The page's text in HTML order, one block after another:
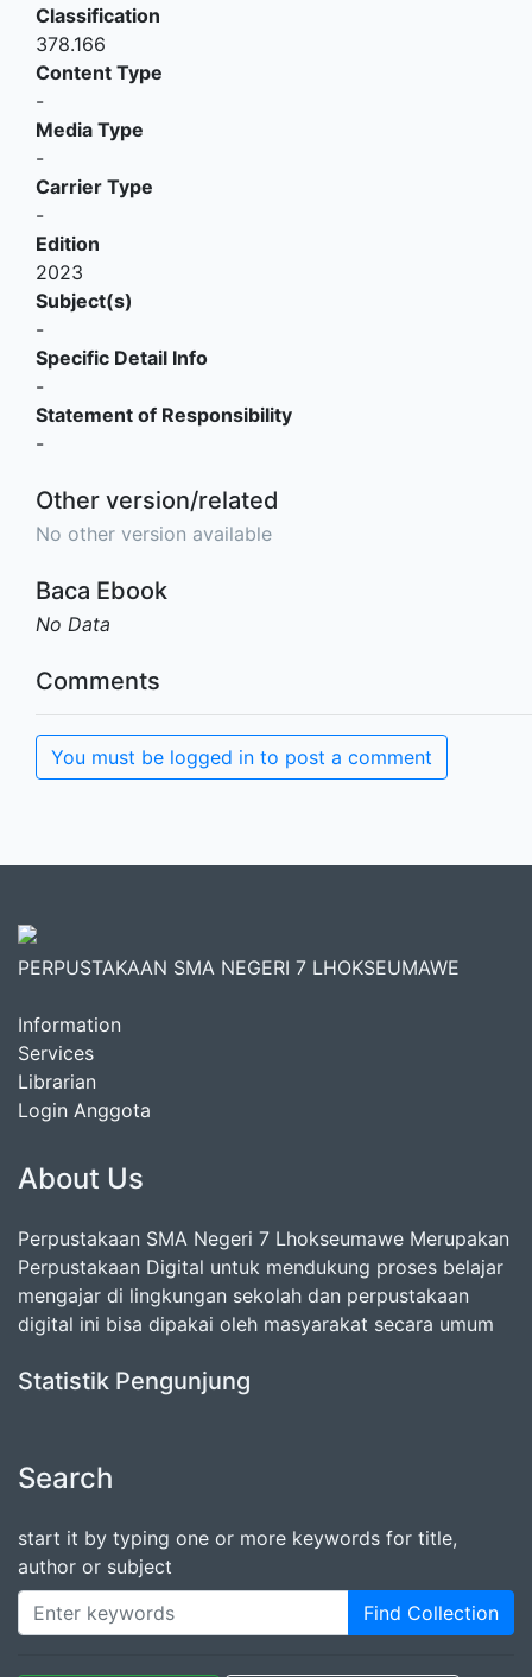
Classification
378.166
Content Type
-
Media Type
-
Carrier Type
-
Edition
2023
Subject(s)
-
Specific Detail Info
-
Statement of Responsibility
-
Other version/related
No other version available
Baca Ebook
No Data
Comments
You must be logged in to post a comment
PERPUSTAKAAN SMA NEGERI 7 LHOKSEUMAWE
Information
Services
Librarian
Login Anggota
About Us
Perpustakaan SMA Negeri 7 Lhokseumawe Merupakan
Perpustakaan Digital untuk mendukung proses belajar
mengajar di lingkungan sekolah dan perpustakaan
digital ini bisa dipakai oleh masyarakat secara umum
Statistik Pengunjung
Search
start it by typing one or more keywords for title,
author or subject
Find Collection